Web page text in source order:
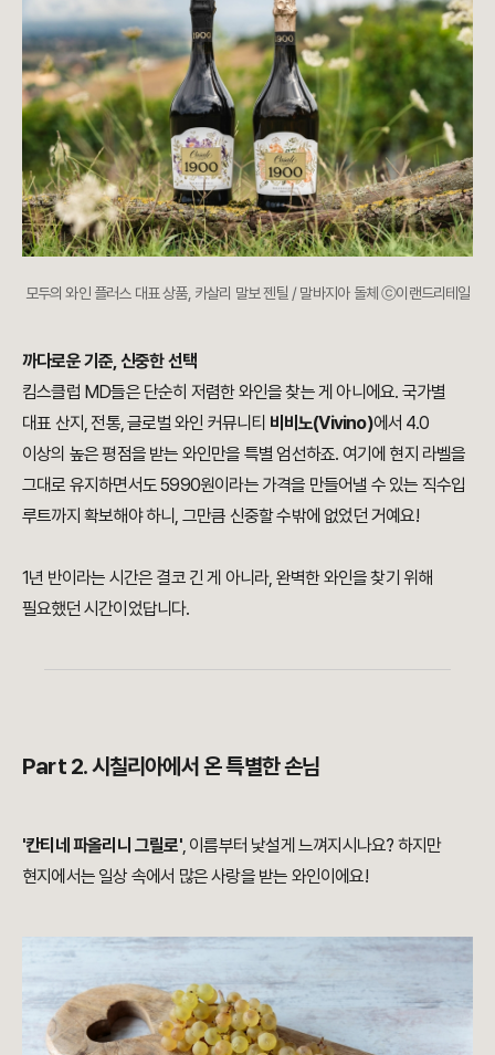
모두의 와인 플러스 대표 상품, 카살리 말보 젠틸 / 말바지아 돌체 ⓒ이랜드리테일
까다로운 기준, 신중한 선택
킴스클럽 MD들은 단순히 저렴한 와인을 찾는 게 아니에요. 국가별
대표 산지, 전통, 글로벌 와인 커뮤니티 비비노(Vivino)에서 4.0
이상의 높은 평점을 받는 와인만을 특별 엄선하죠. 여기에 현지 라벨을
그대로 유지하면서도 5990원이라는 가격을 만들어낼 수 있는 직수입
루트까지 확보해야 하니, 그만큼 신중할 수밖에 없었던 거예요!
1년 반이라는 시간은 결코 긴 게 아니라, 완벽한 와인을 찾기 위해
필요했던 시간이었답니다.
Part 2. 시칠리아에서 온 특별한 손님
'칸티네 파올리니 그릴로', 이름부터 낯설게 느껴지시나요? 하지만
현지에서는 일상 속에서 많은 사랑을 받는 와인이에요!